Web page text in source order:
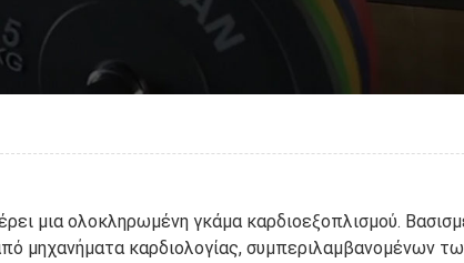
μια ολοκληρωμένη γκάμα καρδιοεξοπλισμού.
μηχανήματα καρδιολογίας, συμπεριλαμβανομένων